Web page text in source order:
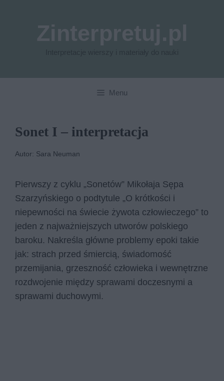
Menu
Sonet I – interpretacja
Autor: Sara Neuman
Pierwszy z cyklu „Sonetów” Mikołaja Sępa
Szarzyńskiego o podtytule „O krótkości i
niepewności na świecie żywota człowieczego” to
jeden z najważniejszych utworów polskiego
baroku. Nakreśla główne problemy epoki takie
jak: strach przed śmiercią, świadomość
przemijania, grzeszność człowieka i wewnętrzne
rozdwojenie między sprawami doczesnymi a
sprawami duchowymi.